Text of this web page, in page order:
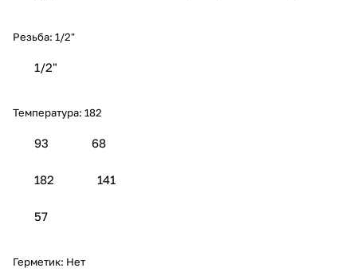
Резьба: 1/2"
1/2"
Температура: 182
93 68
182 141
57
Герметик: Нет